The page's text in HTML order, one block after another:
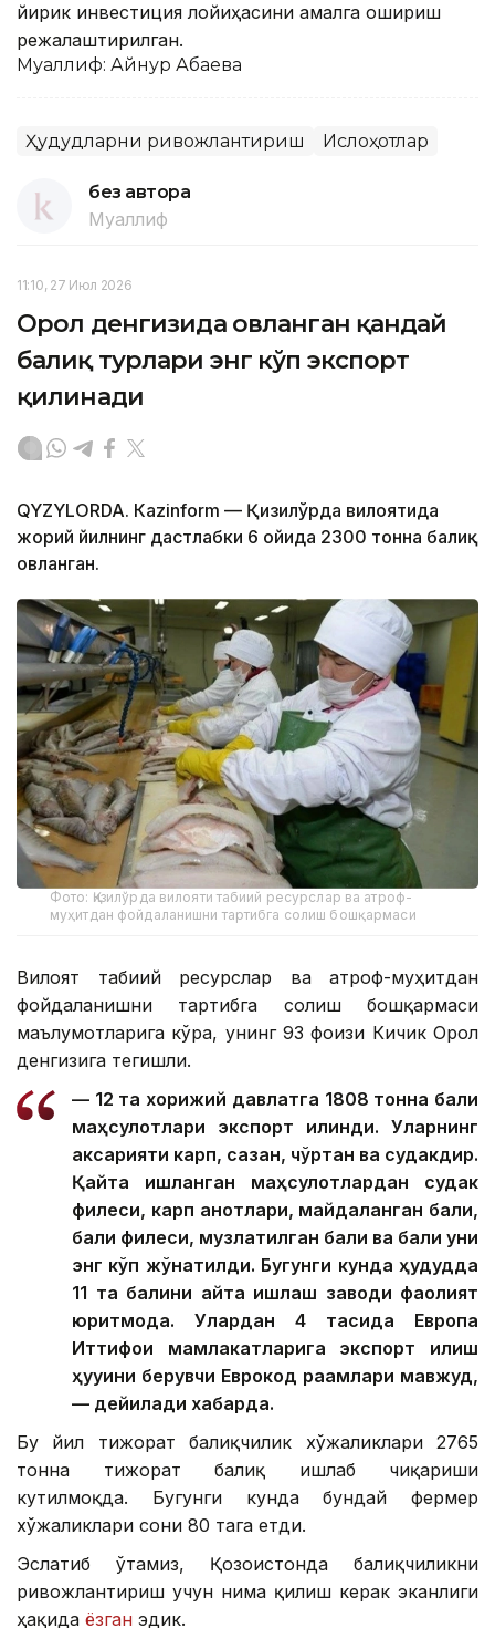
йирик инвестиция лойиҳасини амалга ошириш
режалаштирилган.
Муаллиф: Айнур Ақбаева
Ҳудудларни ривожлантириш Ислоҳотлар
без автора
Муаллиф
11:10, 27 Июл 2026
Орол денгизида овланган қандай
балиқ турлари энг кўп экспорт
қилинади
QYZYLORDA. Кazinform — Қизилўрда вилоятида
жорий йилнинг дастлабки 6 ойида 2300 тонна балиқ
овланган.
Фото: Қизилўрда вилояти табиий ресурслар ва атроф-
муҳитдан фойдаланишни тартибга солиш бошқармаси
Вилоят табиий ресурслар ва атроф-муҳитдан
фойдаланишни тартибга солиш бошқармаси
маълумотларига кўра, унинг 93 фоизи Кичик Орол
денгизига тегишли.
— 12 та хорижий давлатга 1808 тонна балиқ
маҳсулотлари экспорт қилинди. Уларнинг
аксарияти карп, сазан, чўртан ва судакдир.
Қайта ишланган маҳсулотлардан судак
филеси, карп қанотлари, майдаланган балиқ,
балиқ филеси, музлатилган балиқ ва балиқ уни
энг кўп жўнатилди. Бугунги кунда ҳудудда
11 та балиқни қайта ишлаш заводи фаолият
юритмоқда. Улардан 4 тасида Европа
Иттифоқи мамлакатларига экспорт қилиш
ҳуқуқини берувчи Еврокод рақамлари мавжуд,
— дейилади хабарда.
Бу йил тижорат балиқчилик хўжаликлари 2765
тонна тижорат балиқ ишлаб чиқариши
кутилмоқда. Бугунги кунда бундай фермер
хўжаликлари сони 80 тага етди.
Эслатиб ўтамиз, Қозоғистонда балиқчиликни
ривожлантириш учун нима қилиш керак эканлиги
ҳақида ёзган эдик.